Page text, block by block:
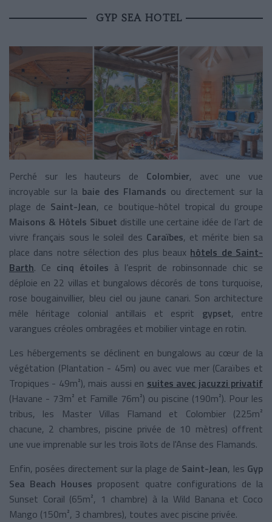
GYP SEA HOTEL
Perché sur les hauteurs de Colombier, avec une vue
incroyable sur la baie des Flamands ou directement sur la
plage de Saint-Jean, ce boutique-hôtel tropical du groupe
Maisons & Hôtels Sibuet distille une certaine idée de l’art de
vivre français sous le soleil des Caraïbes, et mérite bien sa
place dans notre sélection des plus beaux hôtels de Saint-
Barth. Ce cinq étoiles à l’esprit de robinsonnade chic se
déploie en 22 villas et bungalows décorés de tons turquoise,
rose bougainvillier, bleu ciel ou jaune canari. Son architecture
mêle héritage colonial antillais et esprit gypset, entre
varangues créoles ombragées et mobilier vintage en rotin.
Les hébergements se déclinent en bungalows au cœur de la
végétation (Plantation - 45m) ou avec vue mer (Caraïbes et
Tropiques - 49m²), mais aussi en suites avec jacuzzi privatif
(Havane - 73m² et Famille 76m²) ou piscine (190m²). Pour les
tribus, les Master Villas Flamand et Colombier (225m²
chacune, 2 chambres, piscine privée de 10 mètres) offrent
une vue imprenable sur les trois îlots de l'Anse des Flamands.
Enfin, posées directement sur la plage de Saint-Jean, les Gyp
Sea Beach Houses proposent quatre configurations de la
Sunset Corail (65m², 1 chambre) à la Wild Banana et Coco
Mango (150m², 3 chambres), toutes avec piscine privée.